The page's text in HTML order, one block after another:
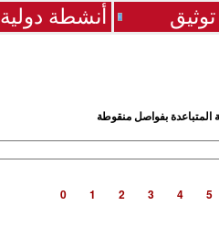
أنشطة دولية توثيق
المتباعدة بفواصل منقوطة
0 1 2 3 4 5